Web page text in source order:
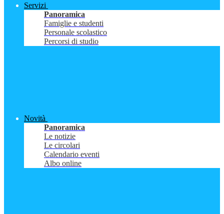
Servizi
Panoramica
Famiglie e studenti
Personale scolastico
Percorsi di studio
Novità
Panoramica
Le notizie
Le circolari
Calendario eventi
Albo online